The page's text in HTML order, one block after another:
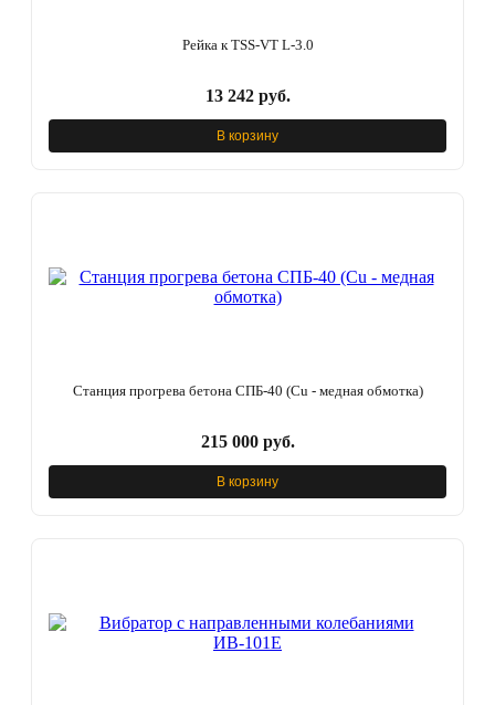
Рейка к TSS-VT L-3.0
13 242 руб.
В корзину
Станция прогрева бетона СПБ-40 (Cu - медная обмотка)
215 000 руб.
В корзину